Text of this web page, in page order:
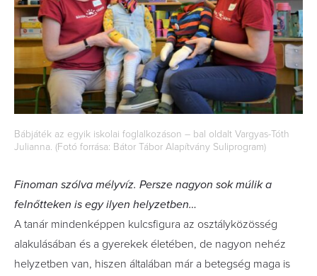
Bábjáték az egyik iskolai foglalkozáson – bal oldalt Vargyas-Tóth
Julianna. (Fotó forrása: Bátor Tábor Alapítvány Suliprogram)
Finoman szólva mélyvíz. Persze nagyon sok múlik a
felnőtteken is egy ilyen helyzetben…
A tanár mindenképpen kulcsfigura az osztályközösség
alakulásában és a gyerekek életében, de nagyon nehéz
helyzetben van, hiszen általában már a betegség maga is